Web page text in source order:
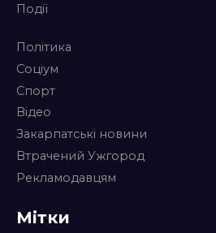
Події
Політика
Соціум
Спорт
Відео
Закарпатські новини
Втрачений Ужгород
Рекламодавцям
Мітки